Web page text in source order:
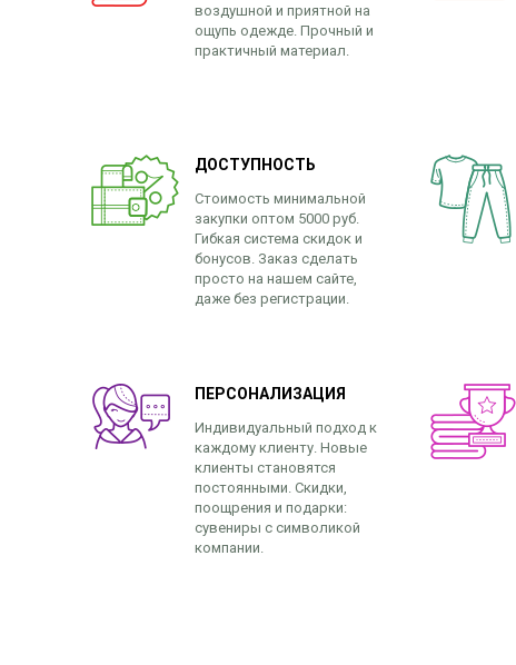
воздушной и приятной на
ощупь одежде. Прочный и
практичный материал.
ДОСТУПНОСТЬ
Стоимость минимальной
закупки оптом 5000 руб.
Гибкая система скидок и
бонусов. Заказ сделать
просто на нашем сайте,
даже без регистрации.
ПЕРСОНАЛИЗАЦИЯ
Индивидуальный подход к
каждому клиенту. Новые
клиенты становятся
постоянными. Скидки,
поощрения и подарки:
сувениры с символикой
компании.